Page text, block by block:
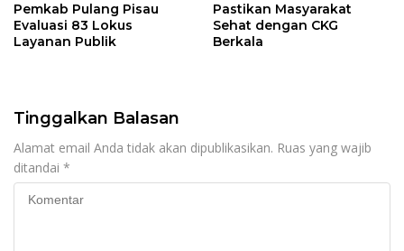
Pemkab Pulang Pisau
Evaluasi 83 Lokus
Layanan Publik
Pastikan Masyarakat
Sehat dengan CKG
Berkala
Tinggalkan Balasan
Alamat email Anda tidak akan dipublikasikan. Ruas yang wajib
ditandai *